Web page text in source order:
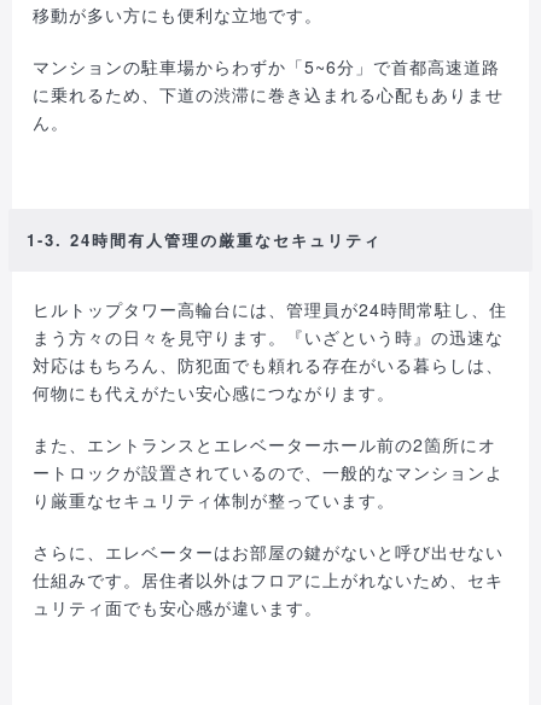
移動が多い方にも便利な立地です。
マンションの駐車場からわずか「5~6分」で首都高速道路
に乗れるため、下道の渋滞に巻き込まれる心配もありませ
ん。
1-3. 24時間有人管理の厳重なセキュリティ
ヒルトップタワー高輪台には、管理員が24時間常駐し、住
まう方々の日々を見守ります。『いざという時』の迅速な
対応はもちろん、防犯面でも頼れる存在がいる暮らしは、
何物にも代えがたい安心感につながります。
また、エントランスとエレベーターホール前の2箇所にオ
ートロックが設置されているので、一般的なマンションよ
り厳重なセキュリティ体制が整っています。
さらに、エレベーターはお部屋の鍵がないと呼び出せない
仕組みです。居住者以外はフロアに上がれないため、セキ
ュリティ面でも安心感が違います。